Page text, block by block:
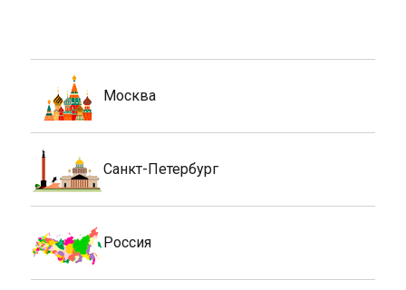
Москва
Санкт-Петербург
Россия